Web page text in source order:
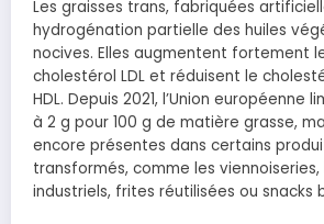
Les graisses trans, fabriquées
hydrogénation partielle des huiles
nocives. Elles augmentent fortement
cholestérol LDL et réduisent le
HDL. Depuis 2021, l’Union européenne
à 2 g pour 100 g de matière grasse,
encore présentes dans certains
transformés, comme les viennoiseries,
industriels, frites réutilisées ou snacks